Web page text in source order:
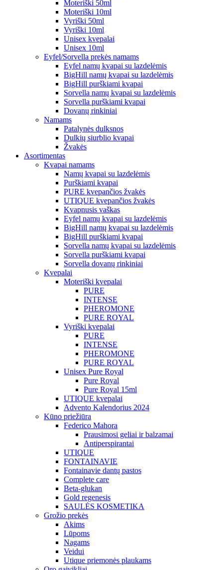
Moteriški 50ml
Moteriški 10ml
Vyriški 50ml
Vyriški 10ml
Unisex kvepalai
Unisex 10ml
Eyfel/Sorvella prekės namams
Eyfel namų kvapai su lazdelėmis
BigHill namų kvapai su lazdelėmis
BigHill purškiami kvapai
Sorvella namų kvapai su lazdelėmis
Sorvella purškiami kvapai
Dovanų rinkiniai
Namams
Patalynės dulksnos
Dulkių siurblio kvapai
Žvakės
Asortimentas
Kvapai namams
Namų kvapai su lazdelėmis
Purškiami kvapai
PURE kvepančios žvakės
UTIQUE kvepančios žvakės
Kvapnusis vaškas
Eyfel namų kvapai su lazdelėmis
BigHill namų kvapai su lazdelėmis
BigHill purškiami kvapai
Sorvella namų kvapai su lazdelėmis
Sorvella purškiami kvapai
Sorvella dovanų rinkiniai
Kvepalai
Moteriški kvepalai
PURE
INTENSE
PHEROMONE
PURE ROYAL
Vyriški kvepalai
PURE
INTENSE
PHEROMONE
PURE ROYAL
Unisex Pure Royal
Pure Royal
Pure Royal 15ml
UTIQUE kvepalai
Advento Kalendorius 2024
Kūno priežiūra
Federico Mahora
Prausimosi geliai ir balzamai
Antiperspirantai
UTIQUE
FONTAINAVIE
Fontainavie dantų pastos
Complete care
Beta-glukan
Gold regenesis
SAULĖS KOSMETIKA
Grožio prekės
Akims
Lūpoms
Nagams
Veidui
Utique priemonės plaukams